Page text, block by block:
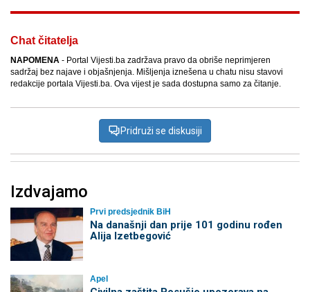
Chat čitatelja
NAPOMENA - Portal Vijesti.ba zadržava pravo da obriše neprimjeren
sadržaj bez najave i objašnjenja. Mišljenja iznešena u chatu nisu stavovi
redakcije portala Vijesti.ba. Ova vijest je sada dostupna samo za čitanje.
Pridruži se diskusiji
Izdvajamo
Prvi predsjednik BiH
Na današnji dan prije 101 godinu rođen
Alija Izetbegović
Apel